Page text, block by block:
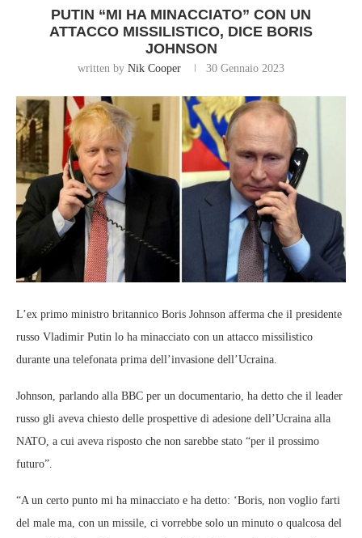
PUTIN “MI HA MINACCIATO” CON UN
ATTACCO MISSILISTICO, DICE BORIS
JOHNSON
written by Nik Cooper 30 Gennaio 2023
L’ex primo ministro britannico Boris Johnson afferma che il presidente
russo Vladimir Putin lo ha minacciato con un attacco missilistico
durante una telefonata prima dell’invasione dell’Ucraina.
Johnson, parlando alla BBC per un documentario, ha detto che il leader
russo gli aveva chiesto delle prospettive di adesione dell’Ucraina alla
NATO, a cui aveva risposto che non sarebbe stato “per il prossimo
futuro”.
“A un certo punto mi ha minacciato e ha detto: ‘Boris, non voglio farti
del male ma, con un missile, ci vorrebbe solo un minuto o qualcosa del